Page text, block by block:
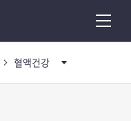
혈액건강